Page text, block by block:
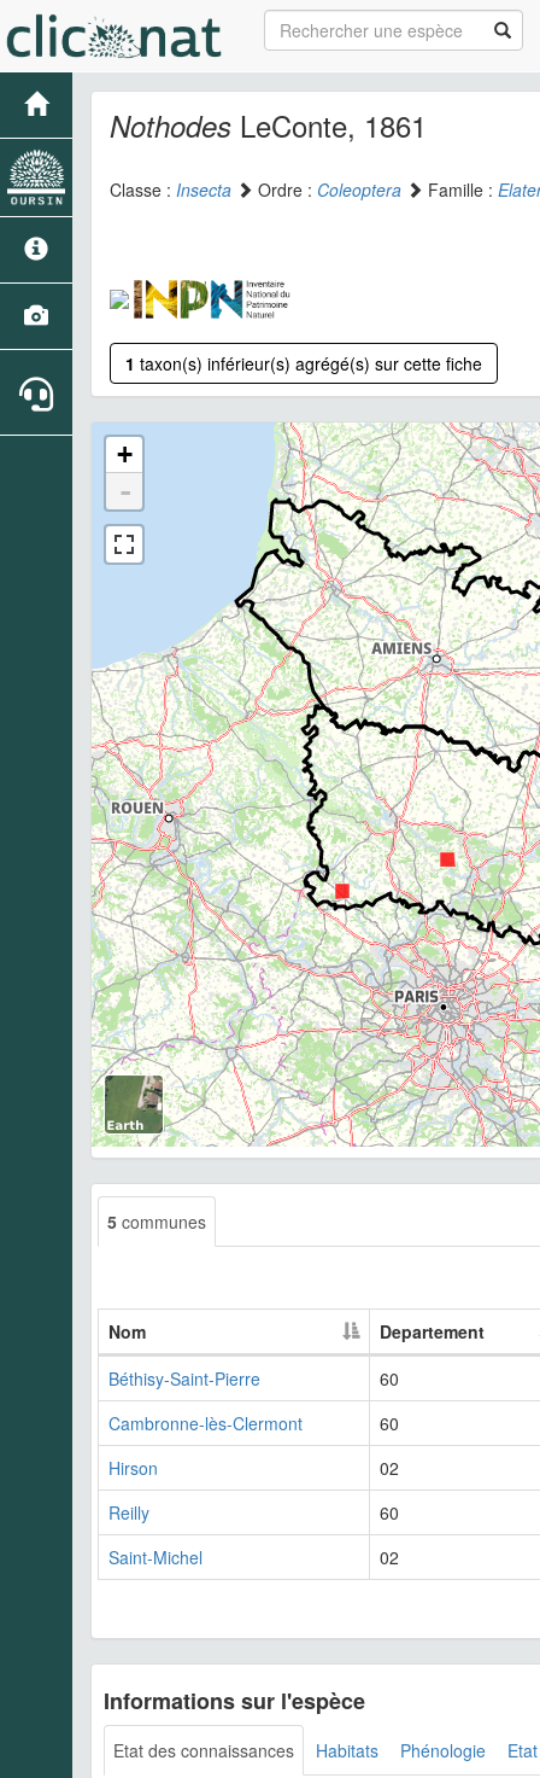
Nothodes LeConte, 1861
Classe : Insecta Ordre : Coleoptera Famille :
1 taxon(s) inférieur(s) agrégé(s) sur cette fiche
+
-
5 communes
Nom
Departement
Béthisy-Saint-Pierre
60
Cambronne-lès-Clermont
60
Hirson
02
Reilly
60
Saint-Michel
02
Informations sur l'espèce
Etat des connaissances Habitats Phénologie